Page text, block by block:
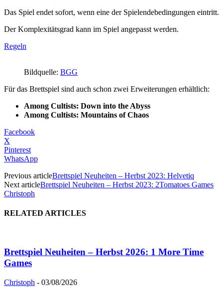
Das Spiel endet sofort, wenn eine der Spielendebedingungen eintritt.
Der Komplexitätsgrad kann im Spiel angepasst werden.
Regeln
Bildquelle: BGG
Für das Brettspiel sind auch schon zwei Erweiterungen erhältlich:
Among Cultists: Down into the Abyss
Among Cultists: Mountains of Chaos
Facebook
X
Pinterest
WhatsApp
Previous articleBrettspiel Neuheiten – Herbst 2023: Helvetiq
Next articleBrettspiel Neuheiten – Herbst 2023: 2Tomatoes Games
Christoph
RELATED ARTICLES
Brettspiel Neuheiten – Herbst 2026: 1 More Time
Games
Christoph - 03/08/2026